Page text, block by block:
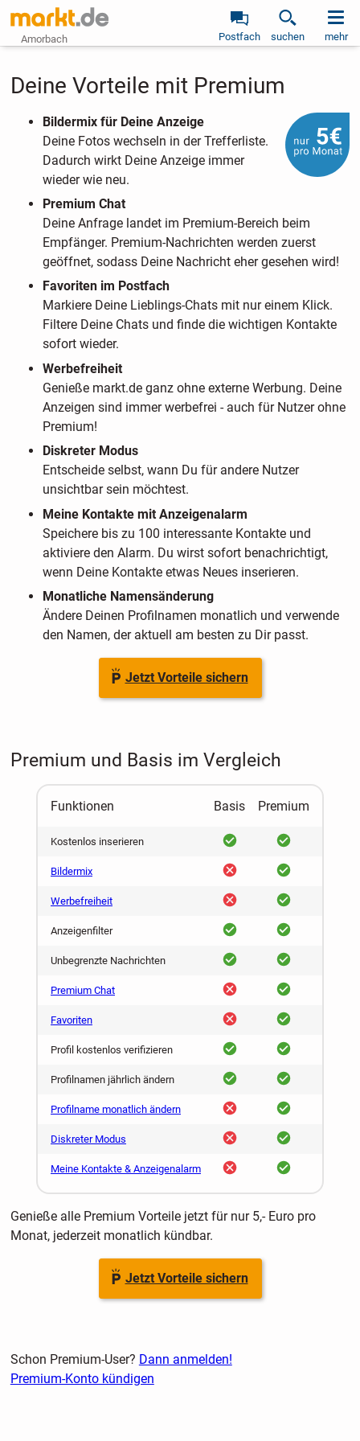
Amorbach Postfach suchen mehr
Deine Vorteile mit Premium
Bildermix für Deine Anzeige
Deine Fotos wechseln in der Trefferliste.
Dadurch wirkt Deine Anzeige immer
wieder wie neu.
Premium Chat
Deine Anfrage landet im Premium-Bereich beim
Empfänger. Premium-Nachrichten werden zuerst
geöffnet, sodass Deine Nachricht eher gesehen wird!
Favoriten im Postfach
Markiere Deine Lieblings-Chats mit nur einem Klick.
Filtere Deine Chats und finde die wichtigen Kontakte
sofort wieder.
Werbefreiheit
Genieße markt.de ganz ohne externe Werbung. Deine
Anzeigen sind immer werbefrei - auch für Nutzer ohne
Premium!
Diskreter Modus
Entscheide selbst, wann Du für andere Nutzer
unsichtbar sein möchtest.
Meine Kontakte mit Anzeigenalarm
Speichere bis zu 100 interessante Kontakte und
aktiviere den Alarm. Du wirst sofort benachrichtigt,
wenn Deine Kontakte etwas Neues inserieren.
Monatliche Namensänderung
Ändere Deinen Profilnamen monatlich und verwende
den Namen, der aktuell am besten zu Dir passt.
Jetzt Vorteile sichern
Premium und Basis im Vergleich
Funktionen Basis Premium
Kostenlos inserieren ja ja
Bildermix nein ja
Werbefreiheit nein ja
Anzeigenfilter ja ja
Unbegrenzte Nachrichten ja ja
Premium Chat nein ja
Favoriten nein ja
Profil kostenlos verifizieren ja ja
Profilnamen jährlich ändern ja ja
Profilname monatlich ändern nein ja
Diskreter Modus nein ja
Meine Kontakte & Anzeigenalarm nein ja
Genieße alle Premium Vorteile jetzt für nur 5,- Euro pro
Monat, jederzeit monatlich kündbar.
Jetzt Vorteile sichern
Schon Premium-User? Dann anmelden!
Premium-Konto kündigen